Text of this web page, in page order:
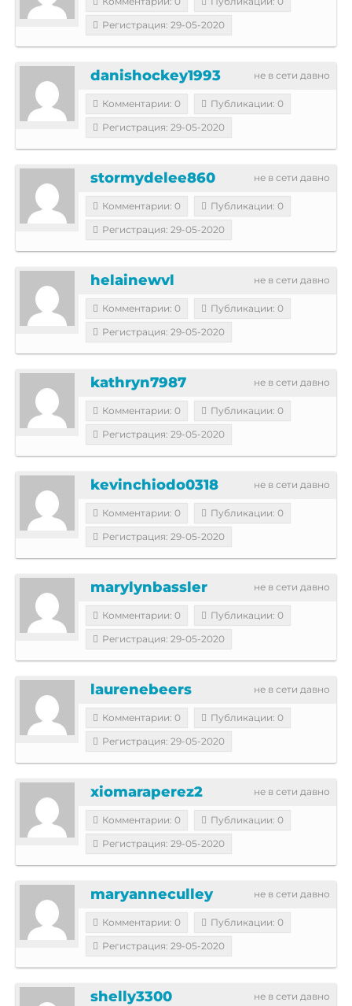
Регистрация: 29-05-2020
не в сети давно
danishockey1993
Комментарии: 0
Публикации: 0
Регистрация: 29-05-2020
не в сети давно
stormydelee860
Комментарии: 0
Публикации: 0
Регистрация: 29-05-2020
не в сети давно
helainewvl
Комментарии: 0
Публикации: 0
Регистрация: 29-05-2020
не в сети давно
kathryn7987
Комментарии: 0
Публикации: 0
Регистрация: 29-05-2020
не в сети давно
kevinchiodo0318
Комментарии: 0
Публикации: 0
Регистрация: 29-05-2020
не в сети давно
marylynbassler
Комментарии: 0
Публикации: 0
Регистрация: 29-05-2020
не в сети давно
laurenebeers
Комментарии: 0
Публикации: 0
Регистрация: 29-05-2020
не в сети давно
xiomaraperez2
Комментарии: 0
Публикации: 0
Регистрация: 29-05-2020
не в сети давно
maryanneculley
Комментарии: 0
Публикации: 0
Регистрация: 29-05-2020
не в сети давно
shelly3300